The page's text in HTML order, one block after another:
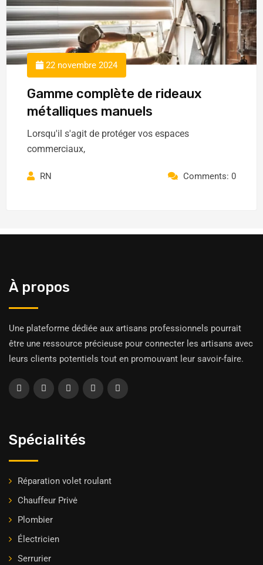
22 novembre 2024
Gamme complète de rideaux
métalliques manuels
Lorsqu'il s'agit de protéger vos espaces
commerciaux,
RN Comments: 0
À propos
Une plateforme dédiée aux artisans professionnels pourrait
être une ressource précieuse pour connecter les artisans avec
leurs clients potentiels tout en promouvant leur savoir-faire.
Spécialités
Réparation volet roulant
Chauffeur Privė
Plombier
Électricien
Serrurier